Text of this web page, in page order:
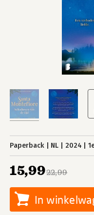
Paperback NL 2024
22,99
15,99
In